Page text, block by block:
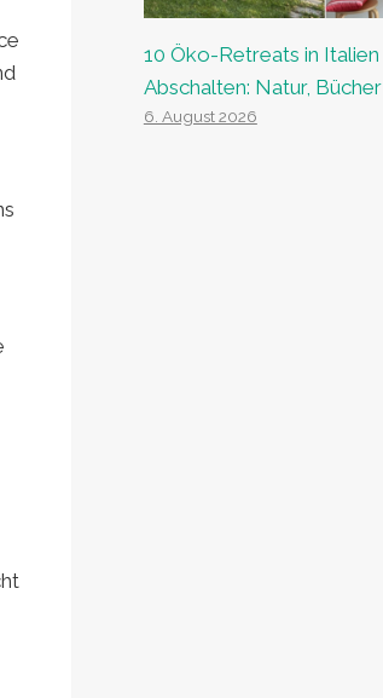
10 Öko-Retreats in Italien
Abschalten: Natur,
6. August 2026